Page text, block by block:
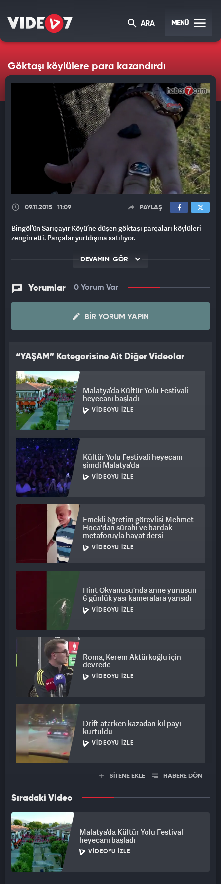
ARA MENÜ
Göktaşı köylülere para kazandırdı
09.11.2015 11:09 PAYLAŞ
Bingöl’ün Sarıçayır Köyü’ne düşen göktaşı parçaları köylüleri
zengin etti. Parçalar yurtdışına satılıyor.
DEVAMINI GÖR
Yorumlar 0 Yorum Var
BIR YORUM YAPIN
“YAŞAM” Kategorisine Ait Diğer Videolar
Malatya’da Kültür Yolu Festivali
heyecanı başladı
VIDEOYU İZLE
Kültür Yolu Festivali heyecanı
şimdi Malatya’da
VIDEOYU İZLE
Emekli öğretim görevlisi Mehmet
Hoca'dan sürahi ve bardak
metaforuyla hayat dersi
VIDEOYU İZLE
Hint Okyanusu'nda anne yunusun
6 günlük yası kameralara yansıdı
VIDEOYU İZLE
Roma, Kerem Aktürkoğlu için
devrede
VIDEOYU İZLE
Drift atarken kazadan kıl payı
kurtuldu
VIDEOYU İZLE
SİTENE EKLE HABERE DÖN
Sıradaki Video
Malatya’da Kültür Yolu Festivali
heyecanı başladı
VIDEOYU İZLE